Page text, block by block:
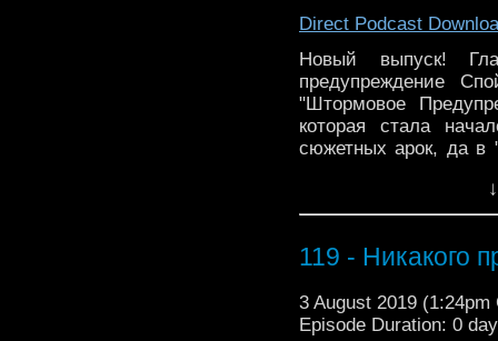
Direct Podcast
Новый выпуск!
предупреждение
"Штормовое
которая стала
сюжетных арок, да в
мыслями. И вот, как
- Персонажи | 08:14 -
119 - Никакого
3 August 2019 (1:24pm
Episode Duration: 0